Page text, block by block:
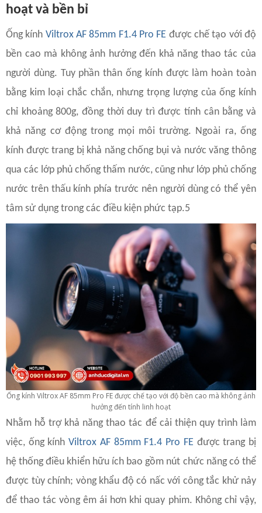
hoạt và bền bỉ
Ống kính Viltrox AF 85mm F1.4 Pro FE được chế tạo với độ
bền cao mà không ảnh hưởng đến khả năng thao tác của
người dùng. Tuy phần thân ống kính được làm hoàn toàn
bằng kim loại chắc chắn, nhưng trọng lượng của ống kính
chỉ khoảng 800g, đồng thời duy trì được tính cân bằng và
khả năng cơ động trong mọi môi trường. Ngoài ra, ống
kính được trang bị khả năng chống bụi và nước văng thông
qua các lớp phủ chống thấm nước, cũng như lớp phủ chống
nước trên thấu kính phía trước nên người dùng có thể yên
tâm sử dụng trong các điều kiện phức tạp.5
Ống kính Viltrox AF 85mm Pro FE được chế tạo với độ bền cao mà không ảnh
hưởng đến tính linh hoạt
Nhằm hỗ trợ khả năng thao tác để cải thiện quy trình làm
việc, ống kínhViltrox AF 85mm F1.4 Pro FE được trang bị
hệ thống điều khiển hữu ích bao gồm nút chức năng có thể
được tùy chính; vòng khẩu độ có nấc với công tắc khử nảy
để thao tác vòng êm ái hơn khi quay phim. Không chỉ vậy,